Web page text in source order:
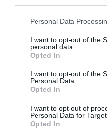
Personal Data
I want to opt-out of the
personal data.
Opted In
I want to opt-out of the
Personal Data.
Opted In
I want to opt-out of
Personal Data for
Opted In
O Parque do Alentejo de
lançou um concurso...
3 Junho, 2026 - 10:30